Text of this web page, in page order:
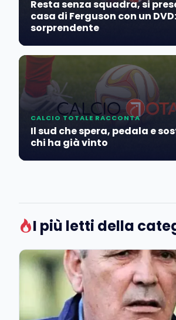
Resta senza squadra, si
casa di Ferguson con un
sorprendente
CALCIO TOTALE RACCONTA
Il sud che spera, pedala e
chi ha già vinto
I più letti della